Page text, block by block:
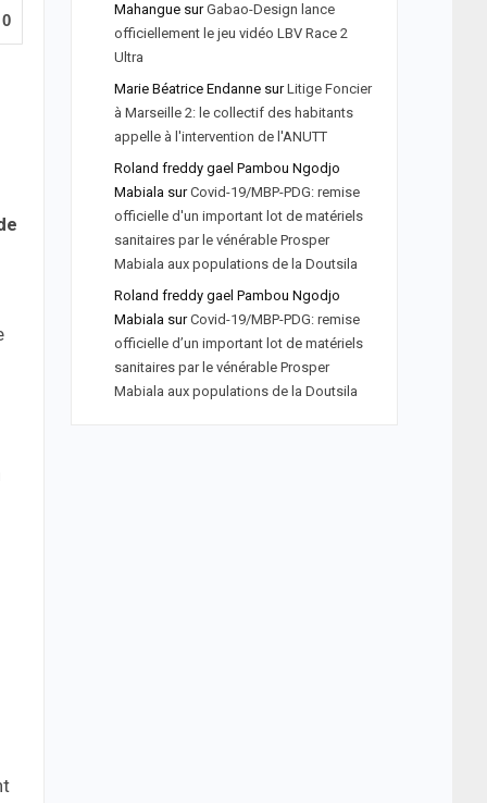
0
MahanguesurGabao-Design lance
officiellement le jeu vidéo LBV Race 2
Ultra
Marie Béatrice EndannesurLitige Foncier
à Marseille 2: le collectif des habitants
appelle à l'intervention de l'ANUTT
Roland freddy gael Pambou Ngodjo
MabialasurCovid-19/MBP-PDG: remise
officielle d'un important lot de matériels
sanitaires par le vénérable Prosper
Mabiala aux populations de la Doutsila
Roland freddy gael Pambou Ngodjo
MabialasurCovid-19/MBP-PDG: remise
officielle d’un important lot de matériels
sanitaires par le vénérable Prosper
Mabiala aux populations de la Doutsila